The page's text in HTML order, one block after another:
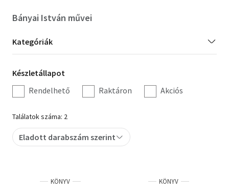
Hobbi, szabadidő
Irodalom
Művészet
Szakkönyv
Tankönyv, segédkönyv
Bányai István művei
Kategória
szűrés
Kategóriák
Készletállapot
szűrés
Készletállapot
Rendelhető
Raktáron Akciós
Találatok száma: 2
Eladott darabszám szerint
KÖNYV KÖNYV